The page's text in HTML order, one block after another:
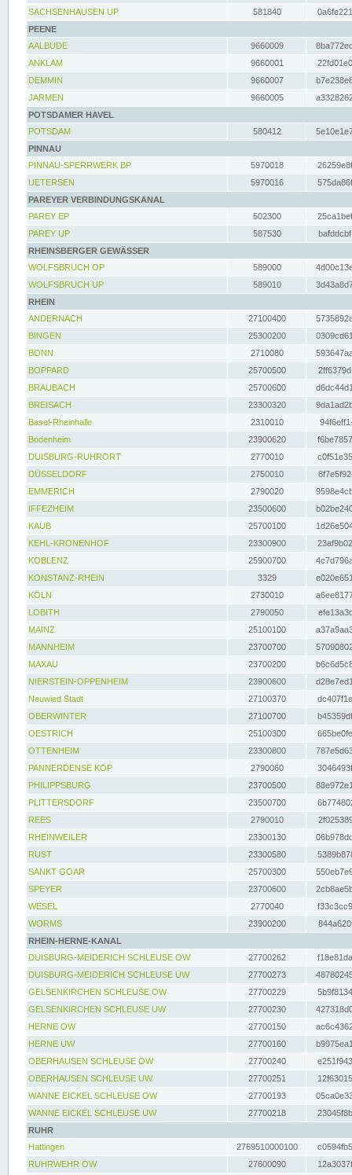
SACHSENHAUSEN UP
581840
PEENE
AALBUDE
9660009
ANKLAM
9660001
DEMMIN
9660007
JARMEN
9660005
POTSDAMER HAVEL
POTSDAM
580412
PINNAU
PINNAU-SPERRWERK BP
5970018
UETERSEN
5970016
PAREYER VERBINDUNGSKANAL
PAREY EP
502300
PAREY UP
587530
RHEINSBERGER GEWÄSSER
WOLFSBRUCH OP
589000
WOLFSBRUCH UP
589010
RHEIN
ANDERNACH
27100400
BINGEN
25300200
BONN
2710080
BOPPARD
25700500
BRAUBACH
25700600
BREISACH
23300320
Basel-Rheinhalle
2310010
Bodenheim
23900620
DUISBURG-RUHRORT
2770010
DÜSSELDORF
2750010
EMMERICH
2790020
IFFEZHEIM
23500600
KAUB
25700100
KEHL-KRONENHOF
23300900
KOBLENZ
25900700
KONSTANZ-RHEIN
3329
KÖLN
2730010
LOBITH
2790050
MAINZ
25100100
MANNHEIM
23700700
MAXAU
23700200
NIERSTEIN-OPPENHEIM
23900600
Neuwied Stadt
27100370
OBERWINTER
27100700
OESTRICH
25100300
OTTENHEIM
23300800
PANNERDENSE KOP
2790060
PHILIPPSBURG
23700500
PLITTERSDORF
23500700
REES
2790010
RHEINWEILER
23300130
RUST
23300580
SANKT GOAR
25700300
SPEYER
23700600
WESEL
2770040
WORMS
23900200
RHEIN-HERNE-KANAL
DUISBURG-MEIDERICH SCHLEUSE OW
27700262
DUISBURG-MEIDERICH SCHLEUSE UW
27700273
GELSENKIRCHEN SCHLEUSE OW
27700229
GELSENKIRCHEN SCHLEUSE UW
27700230
HERNE OW
27700150
HERNE UW
27700160
OBERHAUSEN SCHLEUSE OW
27700240
OBERHAUSEN SCHLEUSE UW
27700251
WANNE EICKEL SCHLEUSE OW
27700193
WANNE EICKEL SCHLEUSE UW
27700218
RUHR
Hattingen
2769510000100
RUHRWEHR OW
27600090